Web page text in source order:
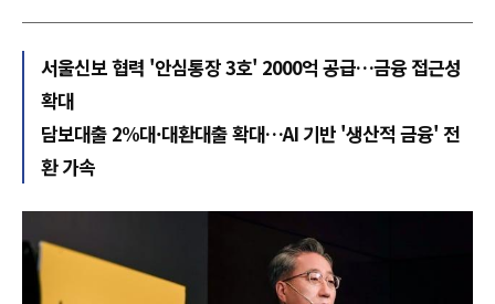
서울신보 협력 '안심통장 3호' 2000억 공급…금융 접근성
확대
담보대출 2%대·대환대출 확대…AI 기반 '생산적 금융' 전
환 가속